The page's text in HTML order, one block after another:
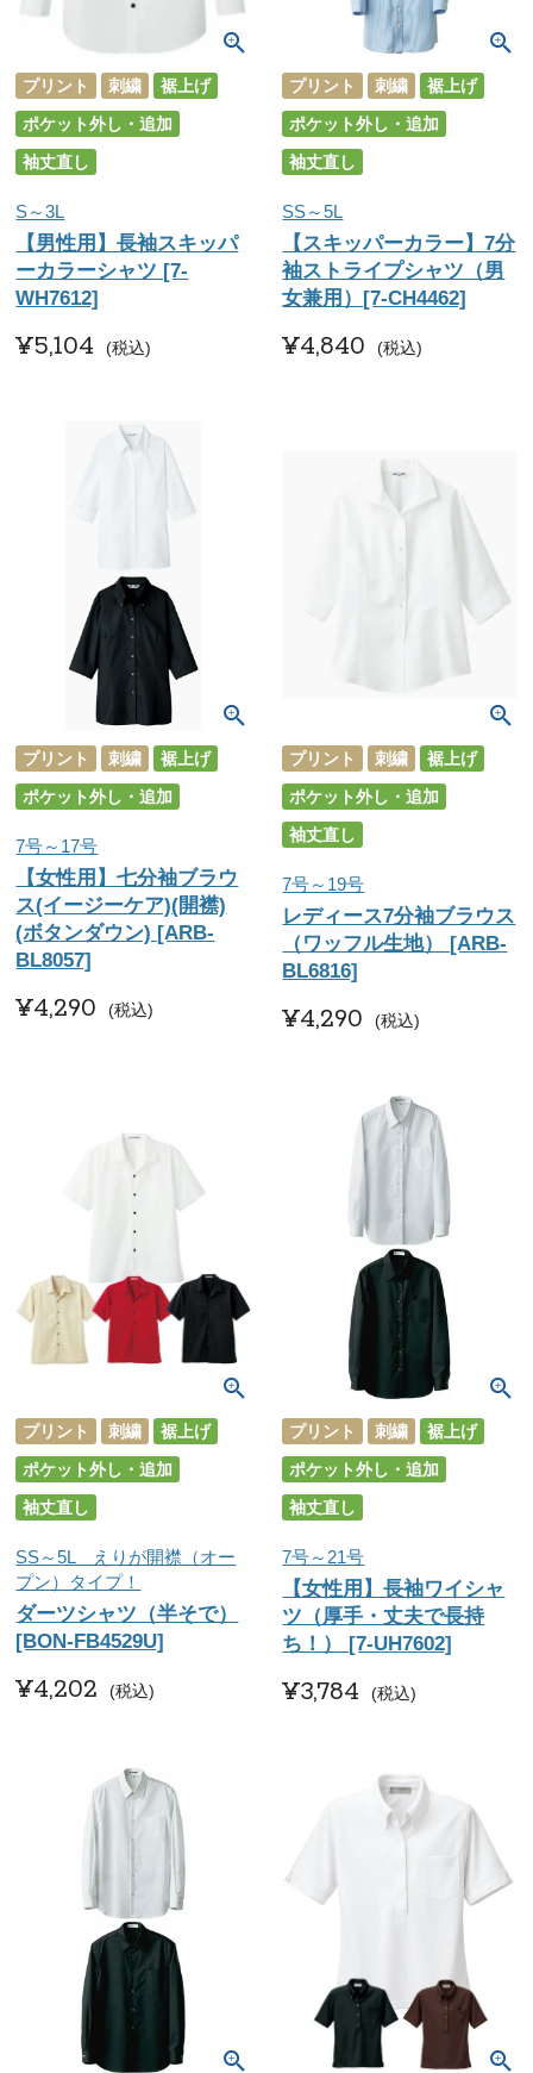
プリント 刺繍
裾上げ
ポケット外し・追加
袖丈直し
S～3L
【男性用】長袖スキッパ
ーカラーシャツ [7-
WH7612]
¥5,104 税込
プリント 刺繍
裾上げ
ポケット外し・追加
袖丈直し
SS～5L
【スキッパーカラー】7分
袖ストライプシャツ（男
女兼用）[7-CH4462]
¥4,840 税込
プリント 刺繍
裾上げ
ポケット外し・追加
7号～17号
【女性用】七分袖ブラウ
ス(イージーケア)(開襟)
(ボタンダウン) [ARB-
BL8057]
¥4,290 税込
プリント 刺繍
裾上げ
ポケット外し・追加
袖丈直し
7号～19号
レディース7分袖ブラウス
（ワッフル生地） [ARB-
BL6816]
¥4,290 税込
プリント 刺繍
裾上げ
ポケット外し・追加
袖丈直し
SS～5L えりが開襟（オー
プン）タイプ！
ダーツシャツ（半そで）
[BON-FB4529U]
¥4,202 税込
プリント 刺繍
裾上げ
ポケット外し・追加
袖丈直し
7号～21号
【女性用】長袖ワイシャ
ツ（厚手・丈夫で長持
ち！） [7-UH7602]
¥3,784 税込